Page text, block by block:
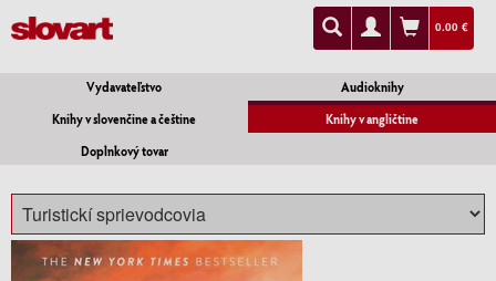
0.00 €
Vydavateľstvo
Audioknihy
Knihy v slovenčine a češtine
Knihy v angličtine
Doplnkový tovar